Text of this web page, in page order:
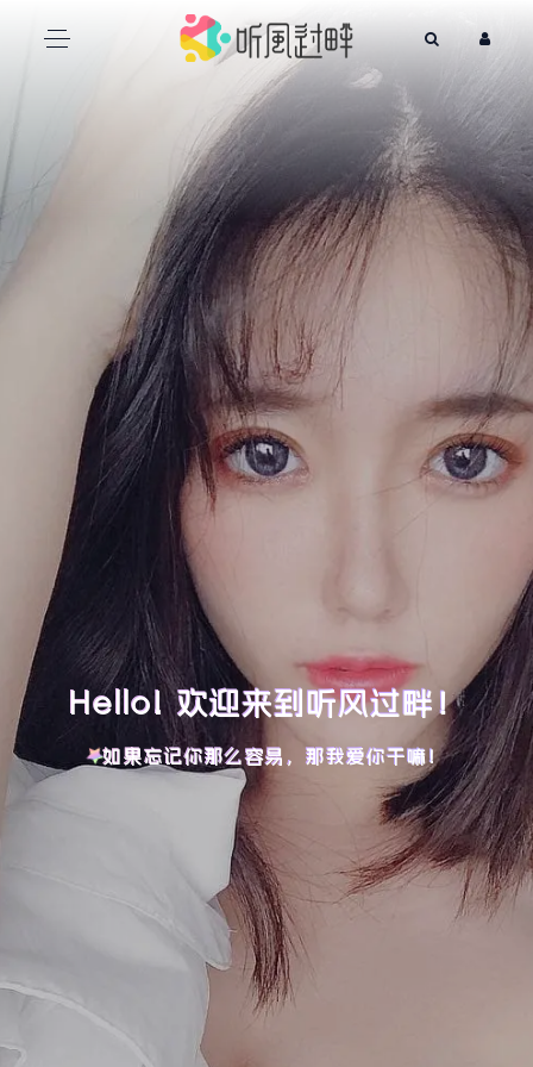
Hello! 欢迎来到听风过畔！
如果忘记你那么容易，那我爱你干嘛！